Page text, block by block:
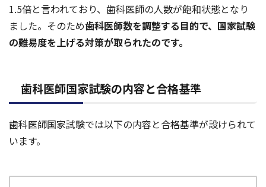
1.5倍と言われており、歯科医師の人数が飽和状態となり
ました。そのため歯科医師数を調整する目的で、国家試験
の難易度を上げる対策が取られたのです。
歯科医師国家試験の内容と合格基準
歯科医師国家試験では以下の内容と合格基準が設けられて
います。